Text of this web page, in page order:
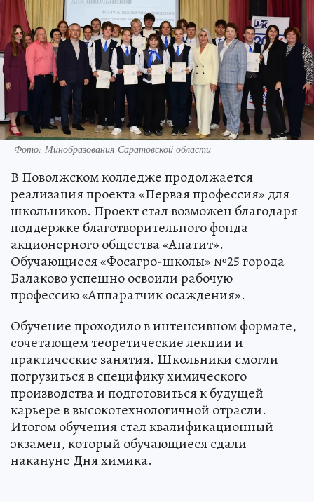
Фото: Минобразования Саратовской области
В Поволжском колледже продолжается
реализация проекта «Первая профессия» для
школьников. Проект стал возможен благодаря
поддержке благотворительного фонда
акционерного общества «Апатит».
Обучающиеся «Фосагро-школы» №25 города
Балаково успешно освоили рабочую
профессию «Аппаратчик осаждения».
Обучение проходило в интенсивном формате,
сочетающем теоретические лекции и
практические занятия. Школьники смогли
погрузиться в специфику химического
производства и подготовиться к будущей
карьере в высокотехнологичной отрасли.
Итогом обучения стал квалификационный
экзамен, который обучающиеся сдали
накануне Дня химика.